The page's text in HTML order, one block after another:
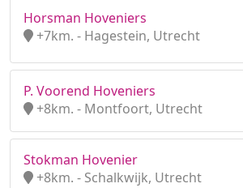
Horsman Hoveniers
+7km. - Hagestein, Utrecht
P. Voorend Hoveniers
+8km. - Montfoort, Utrecht
Stokman Hovenier
+8km. - Schalkwijk, Utrecht